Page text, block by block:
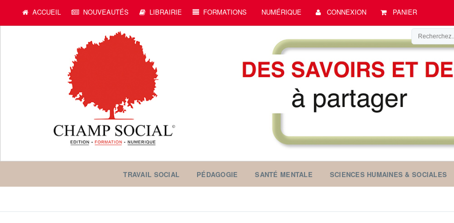
ACCUEIL NOUVEAUTÉS LIBRAIRIE FORMATIONS NUMÉRIQUE CONNEXION PANIER
TRAVAIL SOCIAL PÉDAGOGIE SANTÉ MENTALE SCIENCES HUMAINES & SOCIALES